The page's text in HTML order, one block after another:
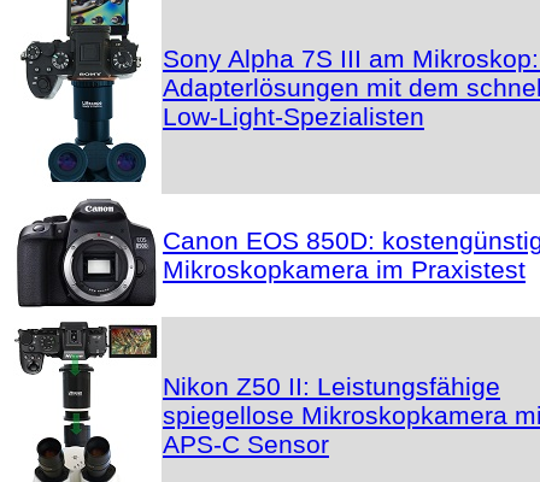
Sony Alpha 7S III am
Adapterlösungen mit dem
Low-Light-Spezialisten
Canon EOS 850D:
Mikroskopkamera im Praxistest
Nikon Z50 II: Leistungsfähige
spiegellose Mikroskopkamera
APS-C Sensor